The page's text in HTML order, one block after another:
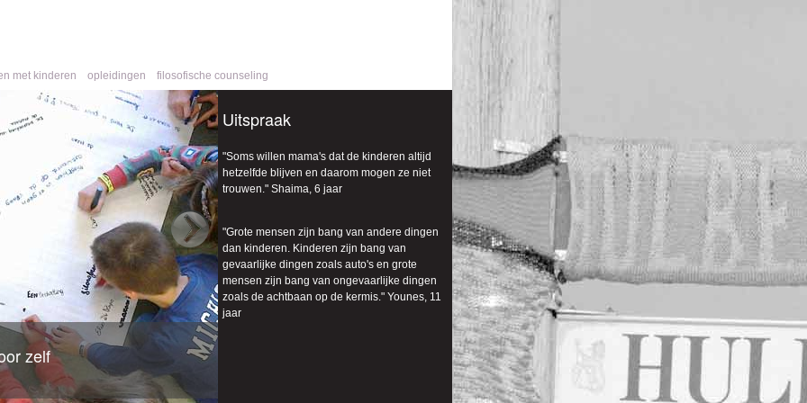
met kinderen opleidingen filosofische counseling
Uitspraak
"Soms willen mama's dat de kinderen altijd
hetzelfde blijven en daarom mogen ze niet
trouwen." Shaima, 6 jaar
"Grote mensen zijn bang van andere dingen
dan kinderen. Kinderen zijn bang van
gevaarlijke dingen zoals auto's en grote
mensen zijn bang van ongevaarlijke dingen
zoals de achtbaan op de kermis." Younes, 11
jaar